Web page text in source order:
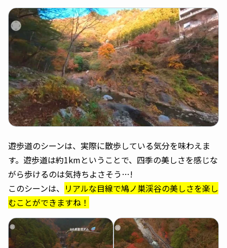
遊歩道のシーンは、実際に散歩している気分を味わえま
す。遊歩道は約1kmということで、四季の美しさを感じな
がら歩けるのは気持ちよさそう…!
このシーンは、 リアルな目線で鳩ノ巣渓谷の美しさを楽し
むことができますね！